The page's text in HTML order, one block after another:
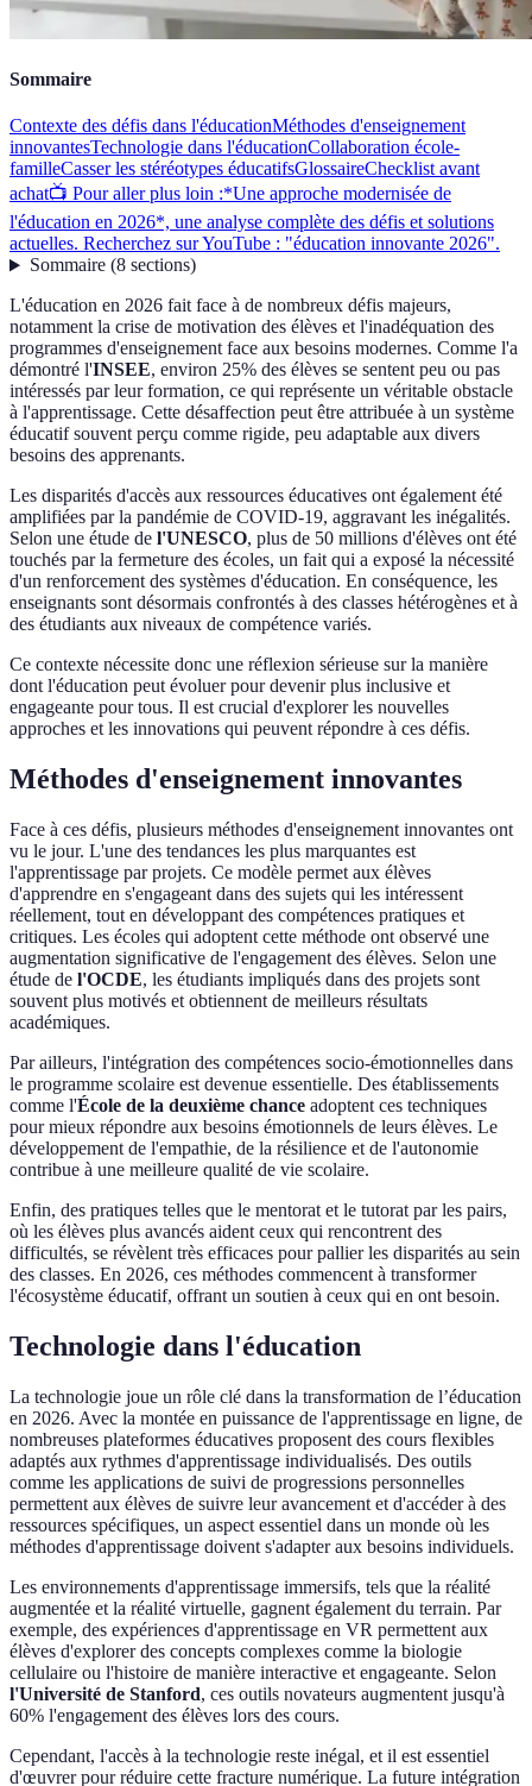
Sommaire
Contexte des défis dans l'éducationMéthodes d'enseignement
innovantesTechnologie dans l'éducationCollaboration école-
familleCasser les stéréotypes éducatifsGlossaireChecklist avant
achat📺 Pour aller plus loin :*Une approche modernisée de
l'éducation en 2026*, une analyse complète des défis et solutions
actuelles. Recherchez sur YouTube : "éducation innovante 2026".
Sommaire(8 sections)
L'éducation en 2026 fait face à de nombreux défis majeurs,
notamment la crise de motivation des élèves et l'inadéquation des
programmes d'enseignement face aux besoins modernes. Comme l'a
démontré l'INSEE, environ 25% des élèves se sentent peu ou pas
intéressés par leur formation, ce qui représente un véritable obstacle
à l'apprentissage. Cette désaffection peut être attribuée à un système
éducatif souvent perçu comme rigide, peu adaptable aux divers
besoins des apprenants.
Les disparités d'accès aux ressources éducatives ont également été
amplifiées par la pandémie de COVID-19, aggravant les inégalités.
Selon une étude de l'UNESCO, plus de 50 millions d'élèves ont été
touchés par la fermeture des écoles, un fait qui a exposé la nécessité
d'un renforcement des systèmes d'éducation. En conséquence, les
enseignants sont désormais confrontés à des classes hétérogènes et à
des étudiants aux niveaux de compétence variés.
Ce contexte nécessite donc une réflexion sérieuse sur la manière
dont l'éducation peut évoluer pour devenir plus inclusive et
engageante pour tous. Il est crucial d'explorer les nouvelles
approches et les innovations qui peuvent répondre à ces défis.
Méthodes d'enseignement innovantes
Face à ces défis, plusieurs méthodes d'enseignement innovantes ont
vu le jour. L'une des tendances les plus marquantes est
l'apprentissage par projets. Ce modèle permet aux élèves
d'apprendre en s'engageant dans des sujets qui les intéressent
réellement, tout en développant des compétences pratiques et
critiques. Les écoles qui adoptent cette méthode ont observé une
augmentation significative de l'engagement des élèves. Selon une
étude de l'OCDE, les étudiants impliqués dans des projets sont
souvent plus motivés et obtiennent de meilleurs résultats
académiques.
Par ailleurs, l'intégration des compétences socio-émotionnelles dans
le programme scolaire est devenue essentielle. Des établissements
comme l'École de la deuxième chance adoptent ces techniques
pour mieux répondre aux besoins émotionnels de leurs élèves. Le
développement de l'empathie, de la résilience et de l'autonomie
contribue à une meilleure qualité de vie scolaire.
Enfin, des pratiques telles que le mentorat et le tutorat par les pairs,
où les élèves plus avancés aident ceux qui rencontrent des
difficultés, se révèlent très efficaces pour pallier les disparités au sein
des classes. En 2026, ces méthodes commencent à transformer
l'écosystème éducatif, offrant un soutien à ceux qui en ont besoin.
Technologie dans l'éducation
La technologie joue un rôle clé dans la transformation de l’éducation
en 2026. Avec la montée en puissance de l'apprentissage en ligne, de
nombreuses plateformes éducatives proposent des cours flexibles
adaptés aux rythmes d'apprentissage individualisés. Des outils
comme les applications de suivi de progressions personnelles
permettent aux élèves de suivre leur avancement et d'accéder à des
ressources spécifiques, un aspect essentiel dans un monde où les
méthodes d'apprentissage doivent s'adapter aux besoins individuels.
Les environnements d'apprentissage immersifs, tels que la réalité
augmentée et la réalité virtuelle, gagnent également du terrain. Par
exemple, des expériences d'apprentissage en VR permettent aux
élèves d'explorer des concepts complexes comme la biologie
cellulaire ou l'histoire de manière interactive et engageante. Selon
l'Université de Stanford, ces outils novateurs augmentent jusqu'à
60% l'engagement des élèves lors des cours.
Cependant, l'accès à la technologie reste inégal, et il est essentiel
d'œuvrer pour réduire cette fracture numérique. La future intégration